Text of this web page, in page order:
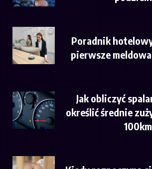
Poradnik
pierwsze
Jak obliczyć
określić średnie
100km